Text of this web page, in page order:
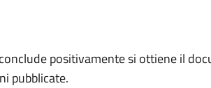
positivamente si ottiene il
pubblicate.